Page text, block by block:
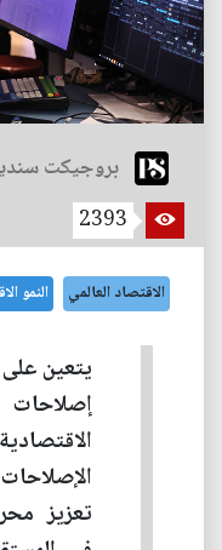
بروجيكت
2393
الاقتصاد العالمي النمو
يتعين
تعزيز